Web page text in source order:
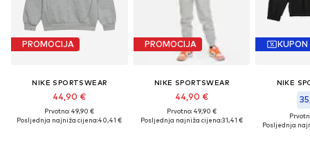
PROMOCIJA
NIKE SPORTSWEAR
44,90 €
Prvotno: 49,90 €
Posljednja najniža cijena:40,41 €
PROMOCIJA
NIKE SPORTSWEAR
44,90 €
Prvotno: 49,90 €
Posljednja najniža cijena:31,41 €
KUPON
NIKE
Posljednja